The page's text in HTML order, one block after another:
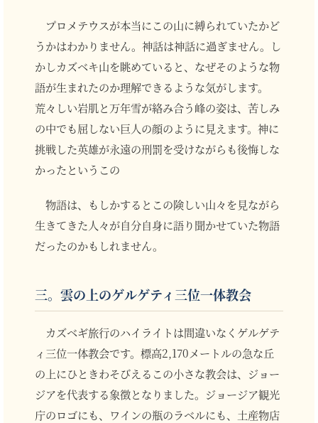
プロメテウスが本当にこの山に縛られていたかど
うかはわかりません。神話は神話に過ぎません。し
かしカズベキ山を眺めていると、なぜそのような物
語が生まれたのか理解できるような気がします。
荒々しい岩肌と万年雪が絡み合う峰の姿は、苦しみ
の中でも屈しない巨人の顔のように見えます。神に
挑戦した英雄が永遠の刑罰を受けながらも後悔しな
かったというこの
物語は、もしかするとこの険しい山々を見ながら
生きてきた人々が自分自身に語り聞かせていた物語
だったのかもしれません。
三。雲の上のゲルゲティ三位一体教会
カズベギ旅行のハイライトは間違いなくゲルゲテ
ィ三位一体教会です。標高2,170メートルの急な丘
の上にひときわそびえるこの小さな教会は、ジョー
ジアを代表する象徴となりました。ジョージア観光
庁のロゴにも、ワインの瓶のラベルにも、土産物店